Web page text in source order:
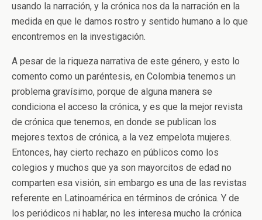
usando la narración, y la crónica nos da la narración en la
medida en que le damos rostro y sentido humano a lo que
encontremos en la investigación.
A pesar de la riqueza narrativa de este género, y esto lo
comento como un paréntesis, en Colombia tenemos un
problema gravísimo, porque de alguna manera se
condiciona el acceso la crónica, y es que la mejor revista
de crónica que tenemos, en donde se publican los
mejores textos de crónica, a la vez empelota mujeres.
Entonces, hay cierto rechazo en públicos como los
colegios y muchos que ya son mayorcitos de edad no
comparten esa visión, sin embargo es una de las revistas
referente en Latinoamérica en términos de crónica. Y de
los periódicos ni hablar, no les interesa mucho la crónica